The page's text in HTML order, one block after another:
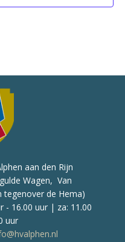
aan den Rijn
Wagen, Van
tegenover de Hema)
- 16.00 uur | za: 11.00
uur